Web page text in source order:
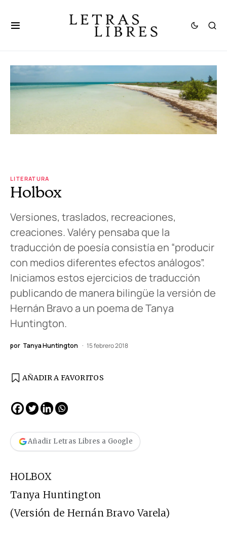
LITERATURA
Holbox
Versiones, traslados, recreaciones,
creaciones. Valéry pensaba que la
traducción de poesía consistía en “producir
con medios diferentes efectos análogos”.
Iniciamos estos ejercicios de traducción
publicando de manera bilingüe la versión de
Hernán Bravo a un poema de Tanya
Huntington.
por Tanya Huntington 15 febrero 2018
AÑADIR A FAVORITOS
Añadir Letras Libres a Google
HOLBOX
Tanya Huntington
(Versión de Hernán Bravo Varela)